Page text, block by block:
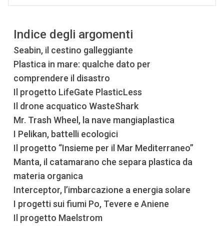
Indice degli argomenti
Seabin, il cestino galleggiante
Plastica in mare: qualche dato per
comprendere il disastro
Il progetto LifeGate PlasticLess
Il drone acquatico WasteShark
Mr. Trash Wheel, la nave mangiaplastica
I Pelikan, battelli ecologici
Il progetto “Insieme per il Mar Mediterraneo”
Manta, il catamarano che separa plastica da
materia organica
Interceptor, l’imbarcazione a energia solare
I progetti sui fiumi Po, Tevere e Aniene
Il progetto Maelstrom